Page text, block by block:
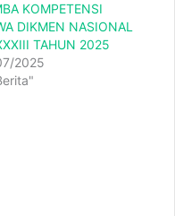
KOMPETENSI
DIKMEN NASIONAL
TAHUN 2025
2025